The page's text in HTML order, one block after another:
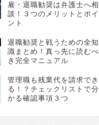
雇・退職勧奨は弁護士へ相
談！３つのメリットとポイ
ント
退職勧奨と戦うための全知
識まとめ！真っ先に読むべ
き完全マニュアル
管理職も残業代を請求でき
る！？チェックリストで分
かる確認事項３つ